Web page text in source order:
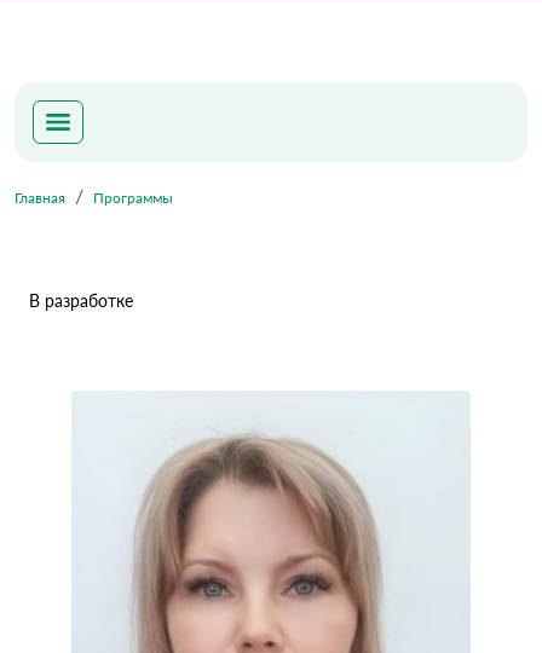
Главная Программы
В разработке